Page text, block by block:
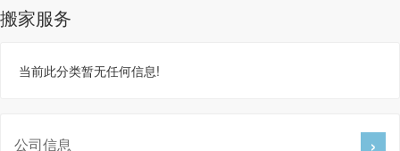
搬家服务
当前此分类暂无任何信息!
公司信息